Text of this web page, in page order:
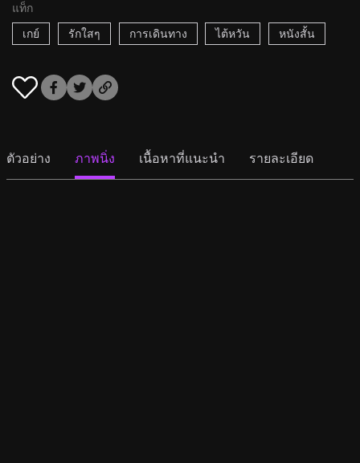
แท็ก
เกย์
รักใสๆ การเดินทาง ไต้หวัน หนังสั้น
ตัวอย่าง ภาพนิ่ง เนื้อหาที่แนะนำ รายละเอียด